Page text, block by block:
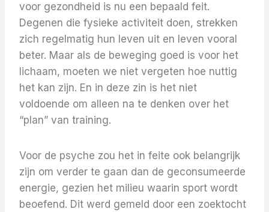
voor gezondheid is nu een bepaald feit.
Degenen die fysieke activiteit doen, strekken
zich regelmatig hun leven uit en leven vooral
beter. Maar als de beweging goed is voor het
lichaam, moeten we niet vergeten hoe nuttig
het kan zijn. En in deze zin is het niet
voldoende om alleen na te denken over het
“plan” van training.
Voor de psyche zou het in feite ook belangrijk
zijn om verder te gaan dan de geconsumeerde
energie, gezien het milieu waarin sport wordt
beoefend. Dit werd gemeld door een zoektocht